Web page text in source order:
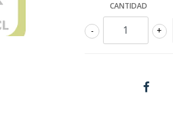
CANTIDAD
+
-